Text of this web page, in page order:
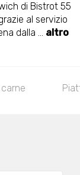
di Bistrot 55
al servizio
dalla ... altro